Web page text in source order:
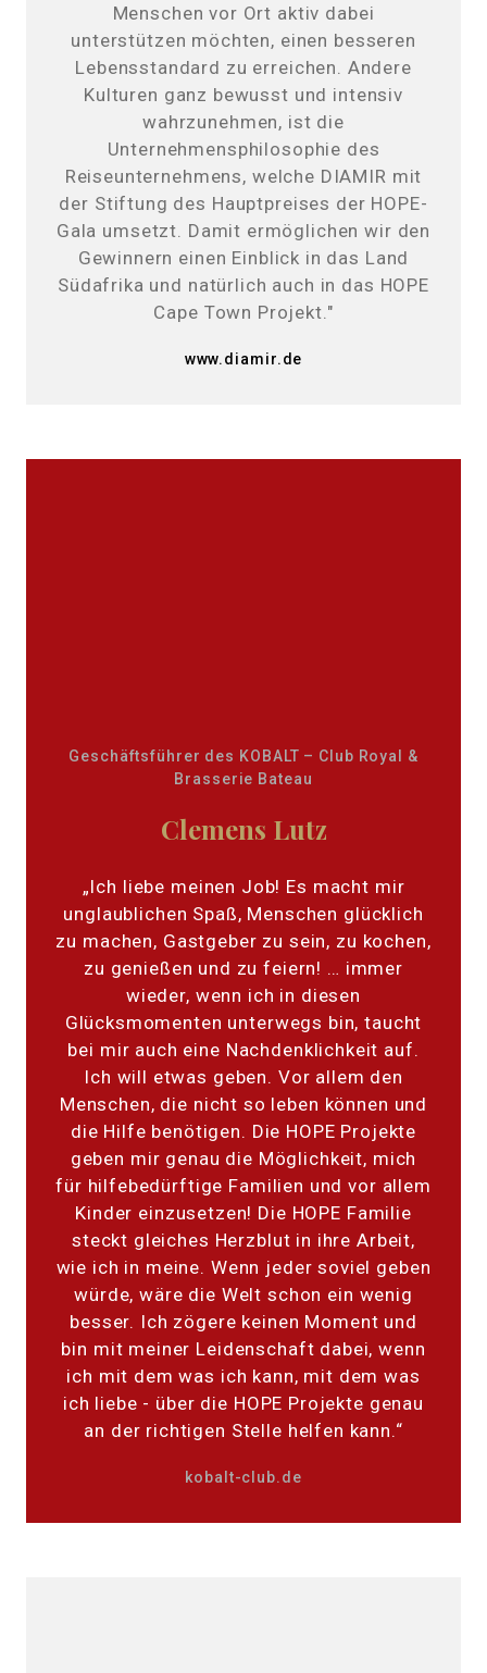
Menschen vor Ort aktiv dabei
unterstützen möchten, einen besseren
Lebensstandard zu erreichen. Andere
Kulturen ganz bewusst und intensiv
wahrzunehmen, ist die
Unternehmensphilosophie des
Reiseunternehmens, welche DIAMIR mit
der Stiftung des Hauptpreises der HOPE-
Gala umsetzt. Damit ermöglichen wir den
Gewinnern einen Einblick in das Land
Südafrika und natürlich auch in das HOPE
Cape Town Projekt."
www.diamir.de
Geschäftsführer des KOBALT – Club Royal &
Brasserie Bateau
Clemens Lutz
„Ich liebe meinen Job! Es macht mir
unglaublichen Spaß, Menschen glücklich
zu machen, Gastgeber zu sein, zu kochen,
zu genießen und zu feiern! … immer
wieder, wenn ich in diesen
Glücksmomenten unterwegs bin, taucht
bei mir auch eine Nachdenklichkeit auf.
Ich will etwas geben. Vor allem den
Menschen, die nicht so leben können und
die Hilfe benötigen. Die HOPE Projekte
geben mir genau die Möglichkeit, mich
für hilfebedürftige Familien und vor allem
Kinder einzusetzen! Die HOPE Familie
steckt gleiches Herzblut in ihre Arbeit,
wie ich in meine. Wenn jeder soviel geben
würde, wäre die Welt schon ein wenig
besser. Ich zögere keinen Moment und
bin mit meiner Leidenschaft dabei, wenn
ich mit dem was ich kann, mit dem was
ich liebe - über die HOPE Projekte genau
an der richtigen Stelle helfen kann.“
kobalt-club.de